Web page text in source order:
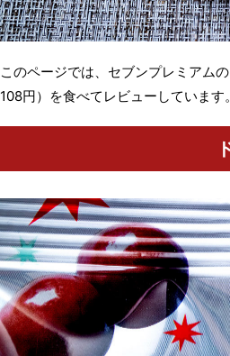
このページでは、セブンプレミアム
108円）を食べてレビューしています